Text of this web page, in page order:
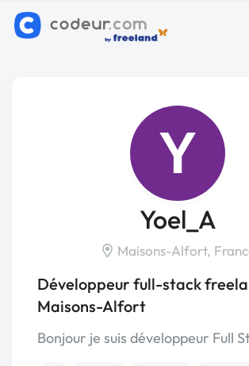
Y
Yoel_A
Maisons-Alfort,
Développeur full-stack
Maisons-Alfort
Bonjour je suis développeur Full